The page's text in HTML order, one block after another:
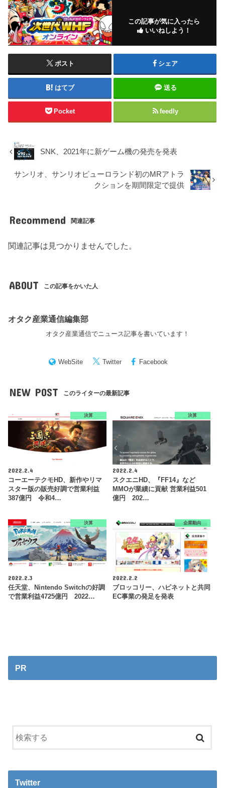
この記事が気に入ったら
いいねしよう！
ポスト シェア
はてブ 送る
Pocket feedly
SNK、2021年に新ゲーム機の発売を発表
サンリオ、サンリオピューロランド初のMRアトラ
クションを期間限定で提供
Recommend 関連記事
関連記事は見つかりませんでした。
ABOUT この記事をかいた人
オタク産業通信編集部
オタク産業通信でニュース記事を書いています！
WebSite Twitter Facebook
NEW POST このライターの最新記事
決算
2022.2.4
コーエーテクモHD、新作やリマ
スター版の販売好調で営業利益
387億円 令和4…
決算
2022.2.4
スクエニHD、『FF14』など
MMOが業績に貢献 営業利益501
億円 202…
決算
2022.2.3
任天堂、Nintendo Switchの好調
で営業利益4725億円 2022…
企業動向
2022.2.2
ブロッコリー、ハピネットと共同
EC事業の発足を発表
PR
Twitter